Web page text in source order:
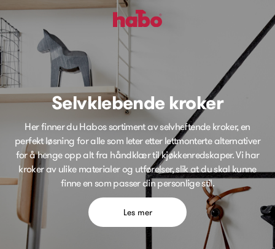
Selvklebende kroker
Her finner du Habos sortiment av selvheftende kroker, en
perfekt løsning for alle som leter etter lettmonterte alternativer
for å henge opp alt fra håndklær til kjøkkenredskaper. Vi har
kroker av ulike materialer og utførelser, slik at du skal kunne
finne en som passer din personlige stil.
Les mer